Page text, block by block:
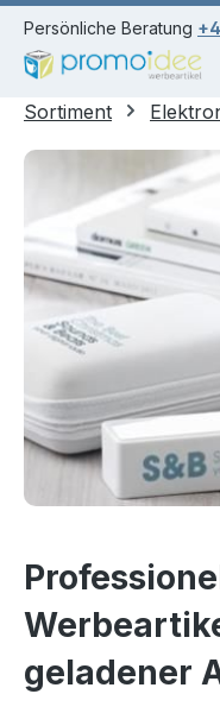
springen
Persönliche Beratung
Sortiment
geladener